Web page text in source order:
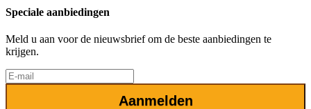
Speciale aanbiedingen
Meld u aan voor de nieuwsbrief om de beste aanbiedingen te
krijgen.
Aanmelden